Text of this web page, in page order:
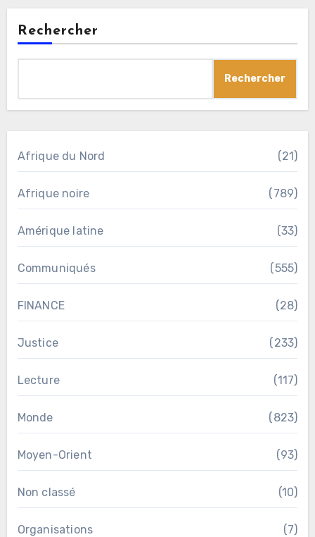
Rechercher
Rechercher
Afrique du Nord (21)
Afrique noire (789)
Amérique latine (33)
Communiqués (555)
FINANCE (28)
Justice (233)
Lecture (117)
Monde (823)
Moyen-Orient (93)
Non classé (10)
Organisations (7)